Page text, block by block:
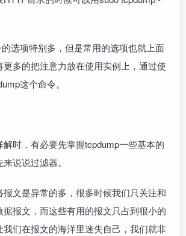
选项特别多，但是常用的选项也就上面
多的把注意力放在使用实例上，通过使
这个命令。
解时，有必要先掌握tcpdump一些基本的
说说过滤器。
文是异常的多，很多时候我们只关注和
报文，而这些有用的报文只占到很小的
们在报文的海洋里迷失自己，我们就非